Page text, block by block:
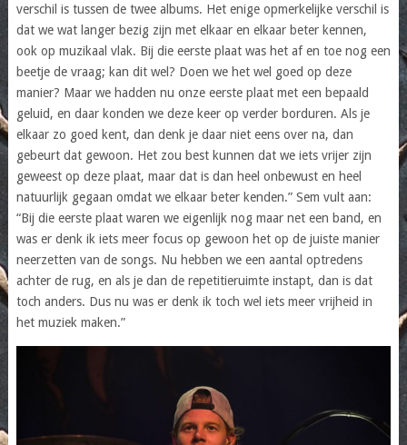
verschil is tussen de twee albums. Het enige opmerkelijke verschil is
dat we wat langer bezig zijn met elkaar en elkaar beter kennen,
ook op muzikaal vlak. Bij die eerste plaat was het af en toe nog een
beetje de vraag; kan dit wel? Doen we het wel goed op deze
manier? Maar we hadden nu onze eerste plaat met een bepaald
geluid, en daar konden we deze keer op verder borduren. Als je
elkaar zo goed kent, dan denk je daar niet eens over na, dan
gebeurt dat gewoon. Het zou best kunnen dat we iets vrijer zijn
geweest op deze plaat, maar dat is dan heel onbewust en heel
natuurlijk gegaan omdat we elkaar beter kenden.” Sem vult aan:
“Bij die eerste plaat waren we eigenlijk nog maar net een band, en
was er denk ik iets meer focus op gewoon het op de juiste manier
neerzetten van de songs. Nu hebben we een aantal optredens
achter de rug, en als je dan de repetitieruimte instapt, dan is dat
toch anders. Dus nu was er denk ik toch wel iets meer vrijheid in
het muziek maken.”